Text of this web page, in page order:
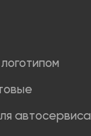
автосервиса